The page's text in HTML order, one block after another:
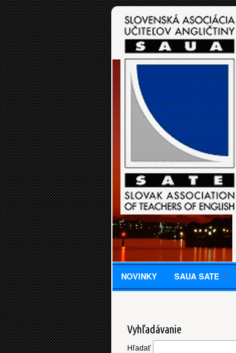
NOVINKY SAUA SATE
Vyhľadávanie
Hľadať